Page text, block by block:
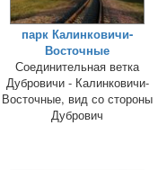
парк Калинковичи-
Восточные
Соединительная ветка
Дубровичи - Калинковичи-
Восточные, вид со стороны
Дубрович